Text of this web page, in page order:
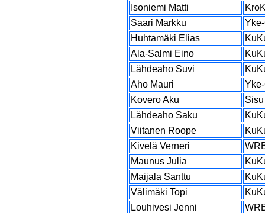
Isoniemi Matti
Saari Markku
Huhtamäki Elias
Ala-Salmi Eino
Lähdeaho Suvi
Aho Mauri
Kovero Aku
Sisu
Lähdeaho Saku
Viitanen Roope
Kivelä Verneri
Maunus Julia
Maijala Santtu
Välimäki Topi
Louhivesi Jenni